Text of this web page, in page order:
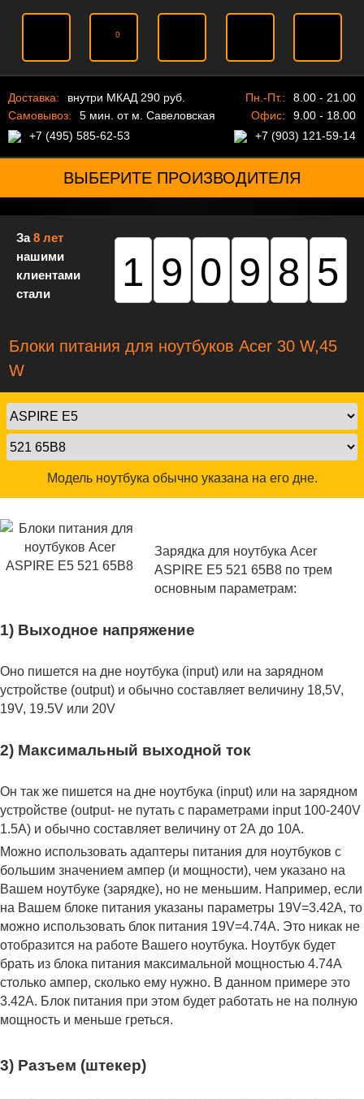
0
Доставка:
внутри МКАД 290 руб.
Самовывоз:
5 мин. от м. Савеловская
+7 (495) 585-62-53
Пн.-Пт.:
8.00 - 21.00
Офис:
9.00 - 18.00
+7 (903) 121-59-14
ВЫБЕРИТЕ ПРОИЗВОДИТЕЛЯ
За8 лет
нашими
клиентами
стали
190985
Блоки питания для ноутбуков Acer 30 W,45
W
Модель ноутбука обычно указана на его дне.
Зарядка для ноутбука Acer
ASPIRE E5 521 65B8 по трем
основным параметрам:
1) Выходное напряжение
Оно пишется на дне ноутбука (input) или на зарядном
устройстве (output) и обычно составляет величину 18,5V,
19V, 19.5V или 20V
2) Максимальный выходной ток
Он так же пишется на дне ноутбука (input) или на зарядном
устройстве (output- не путать с параметрами input 100-240V
1.5A) и обычно составляет величину от 2А до 10A.
Можно использовать адаптеры питания для ноутбуков с
большим значением ампер (и мощности), чем указано на
Вашем ноутбуке (зарядке), но не меньшим. Например, если
на Вашем блоке питания указаны параметры 19V=3.42A, то
можно использовать блок питания 19V=4.74A. Это никак не
отобразится на работе Вашего ноутбука. Ноутбук будет
брать из блока питания максимальной мощностью 4.74А
столько ампер, сколько ему нужно. В данном примере это
3.42А. Блок питания при этом будет работать не на полную
мощность и меньше греться.
3) Разъем (штекер)